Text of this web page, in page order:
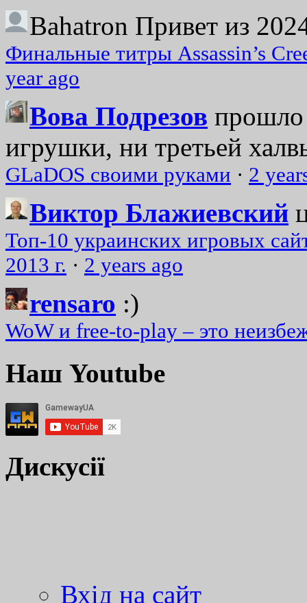
Bahatron Привет из
Финальные титры Assassin’s
year ago
Вова Подрезов прошло
игрушки, ни третьей
GLaDOS своими руками · 2
Виктор Блажиевский
Топ-10 украинских игровых
2013 г. · 2 years ago
rensaro :)
WoW и free-to-play – это
Наш Youtube
Дискусії
Вхід на сайт